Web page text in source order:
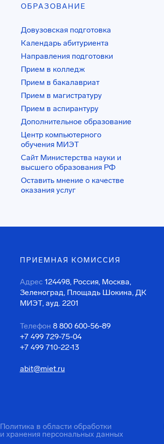
ОБРАЗОВАНИЕ
Довузовская подготовка
Календарь абитуриента
Направления подготовки
Прием в колледж
Прием в бакалавриат
Прием в магистратуру
Прием в аспирантуру
Дополнительное образование
Центр компьютерного
обучения МИЭТ
Сайт Министерства науки и
высшего образования РФ
Оставить мнение о качестве
оказания услуг
ПРИЕМНАЯ КОМИССИЯ
Адрес 124498, Россия, Москва,
Зеленоград, Площадь Шокина, ДК
МИЭТ, ауд. 2201
Телефон 8 800 600-56-89
+7 499 729-75-04
+7 499 710-22-13
abit@miet.ru
Политика в области обработки
и хранения персональных данных